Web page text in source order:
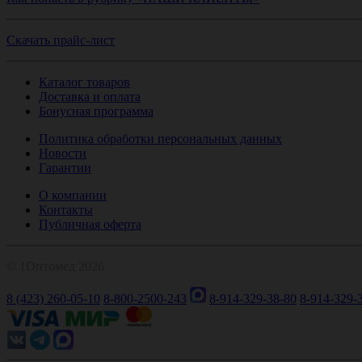
Скачать прайс-лист
Каталог товаров
Доставка и оплата
Бонусная программа
Политика обработки персональных данных
Новости
Гарантии
О компании
Контакты
Публичная оферта
8 (423) 260-05-10 8-800-2500-243 8-914-329-38-80 8-914-329-